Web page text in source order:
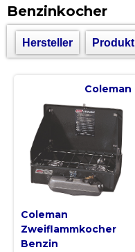
Benzinkocher
Hersteller
Coleman
Coleman
Zweiflammkocher
Benzin